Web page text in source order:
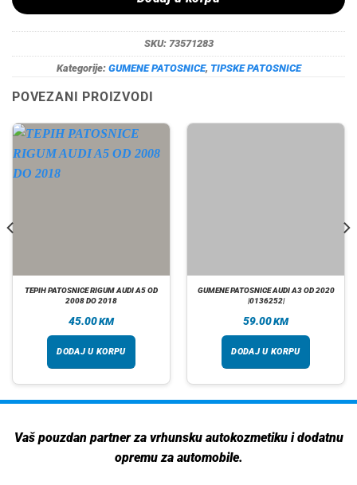
SKU: 73571283
Kategorije: GUMENE PATOSNICE, TIPSKE PATOSNICE
POVEZANI PROIZVODI
TEPIH PATOSNICE RIGUM AUDI A5 OD
2008 DO 2018
45.00KM
DODAJ U KORPU
GUMENE PATOSNICE AUDI A3 OD 2020
|0136252|
59.00KM
DODAJ U KORPU
Vaš pouzdan partner za vrhunsku autokozmetiku i dodatnu
opremu za automobile.